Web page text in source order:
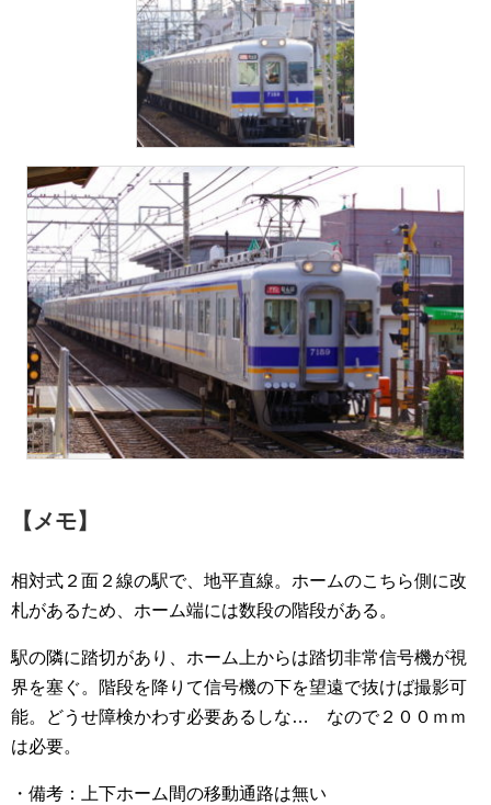
【メモ】
相対式２面２線の駅で、地平直線。ホームのこちら側に改
札があるため、ホーム端には数段の階段がある。
駅の隣に踏切があり、ホーム上からは踏切非常信号機が視
界を塞ぐ。階段を降りて信号機の下を望遠で抜けば撮影可
能。どうせ障検かわす必要あるしな… なので２００ｍｍ
は必要。
・備考：上下ホーム間の移動通路は無い